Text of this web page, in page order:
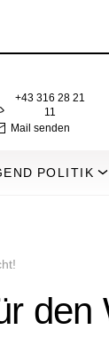
+43 316 28 21
11
Mail senden
POLITIK
den